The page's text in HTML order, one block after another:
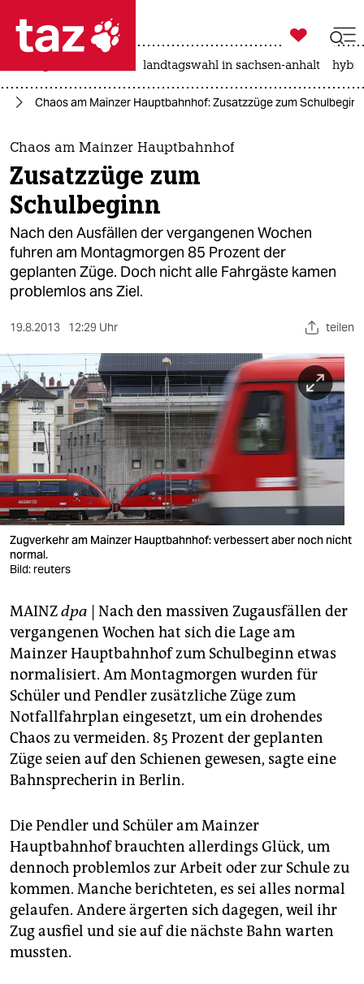
 taz zahl ich
taz zahl ich
themen
politik
öko
gesellschaft
kultur
sport
berlin
nord
wahrheit
verlag
verlag
veranstaltungen
shop
fragen & hilfe
unterstützen
abo
genossenschaft
epaper login

taz zahl ich
landtagswahl in sachsen-anhalt
Chaos am Mainzer Hauptbahnhof: Zusatzzüge zum Schulbeginn
Chaos am Mainzer Hauptbahnhof
Zusatzzüge zum
Schulbeginn
Nach den Ausfällen der vergangenen Wochen
fuhren am Montagmorgen 85 Prozent der
geplanten Züge. Doch nicht alle Fahrgäste kamen
problemlos ans Ziel.
19.8.2013 12:29 Uhr teilen
Zugverkehr am Mainzer Hauptbahnhof: verbessert aber noch nicht
normal.
Bild: reuters
MAINZdpa | Nach den massiven Zugausfällen der
vergangenen Wochen hat sich die Lage am
Mainzer Hauptbahnhof zum Schulbeginn etwas
normalisiert. Am Montagmorgen wurden für
Schüler und Pendler zusätzliche Züge zum
Notfallfahrplan eingesetzt, um ein drohendes
Chaos zu vermeiden. 85 Prozent der geplanten
Züge seien auf den Schienen gewesen, sagte eine
Bahnsprecherin in Berlin.
Die Pendler und Schüler am Mainzer
Hauptbahnhof brauchten allerdings Glück, um
dennoch problemlos zur Arbeit oder zur Schule zu
kommen. Manche berichteten, es sei alles normal
gelaufen. Andere ärgerten sich dagegen, weil ihr
Zug ausfiel und sie auf die nächste Bahn warten
mussten.